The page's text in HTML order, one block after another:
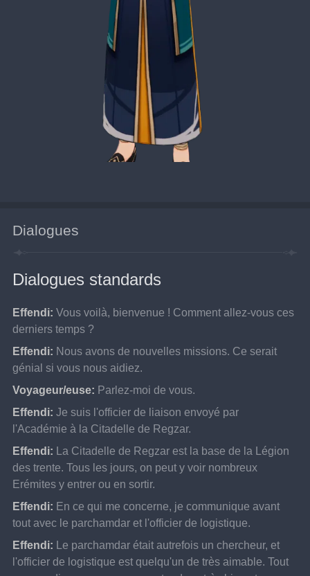
Dialogues
Dialogues standards
Effendi: Vous voilà, bienvenue ! Comment allez-vous ces
derniers temps ?
Effendi: Nous avons de nouvelles missions. Ce serait
génial si vous nous aidiez.
Voyageur/euse: Parlez-moi de vous.
Effendi: Je suis l'officier de liaison envoyé par
l'Académie à la Citadelle de Regzar.
Effendi: La Citadelle de Regzar est la base de la Légion
des trente. Tous les jours, on peut y voir nombreux
Erémites y entrer ou en sortir.
Effendi: En ce qui me concerne, je communique avant
tout avec le parchamdar et l'officier de logistique.
Effendi: Le parchamdar était autrefois un chercheur, et
l'officier de logistique est quelqu'un de très aimable. Tout